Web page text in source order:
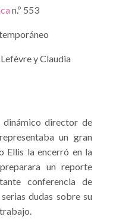
n.º 553
y Claudia
dinámico director de
un gran
Ellis la encerró en la
un reporte
conferencia de
dudas sobre su